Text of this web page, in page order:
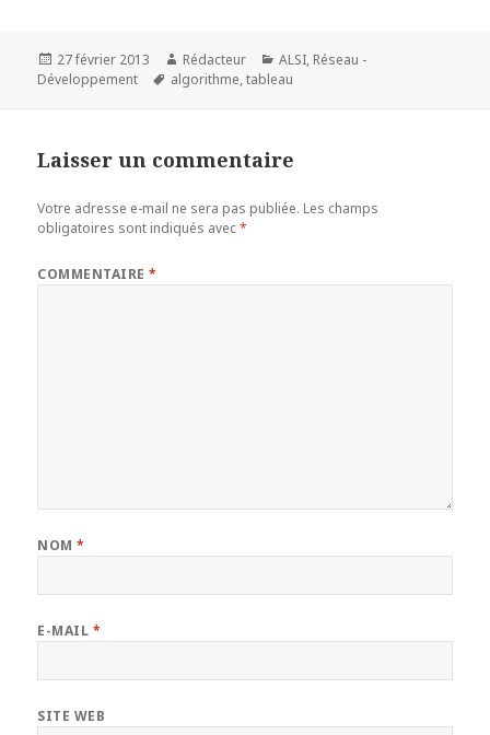
Publié
le
27 février 2013 Auteur
Rédacteur Catégories
ALSI, Réseau -
Développement
Mots-
algorithme,tableau
Laisser un commentaire
Votre adresse e-mail ne sera pas publiée. Les champs
obligatoires sont indiqués avec*
COMMENTAIRE*
NOM*
E-MAIL *
SITE WEB